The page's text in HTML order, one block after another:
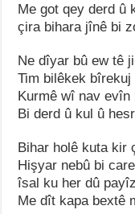
Me got qey derd û
çira bihara jînê bi
Ne dîyar bû ew tê
Tim bilêkek
Kurmê wî nav evîn
Bi derd û kul û
Bihar holê kuta kir
Hişyar nebû bi
îsal ku her dû
Me dît kapa bextê